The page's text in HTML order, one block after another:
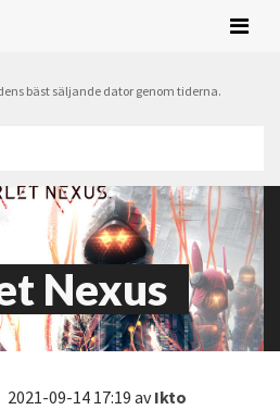
bäst säljande dator genom tiderna.
Nexus
2021-09-14 17:19 avIkto